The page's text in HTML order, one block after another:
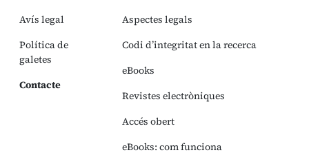
Avís legal
Política de
galetes
Contacte
Aspectes legals
Codi d’integritat en la recerca
eBooks
Revistes electròniques
Accés obert
eBooks: com funciona